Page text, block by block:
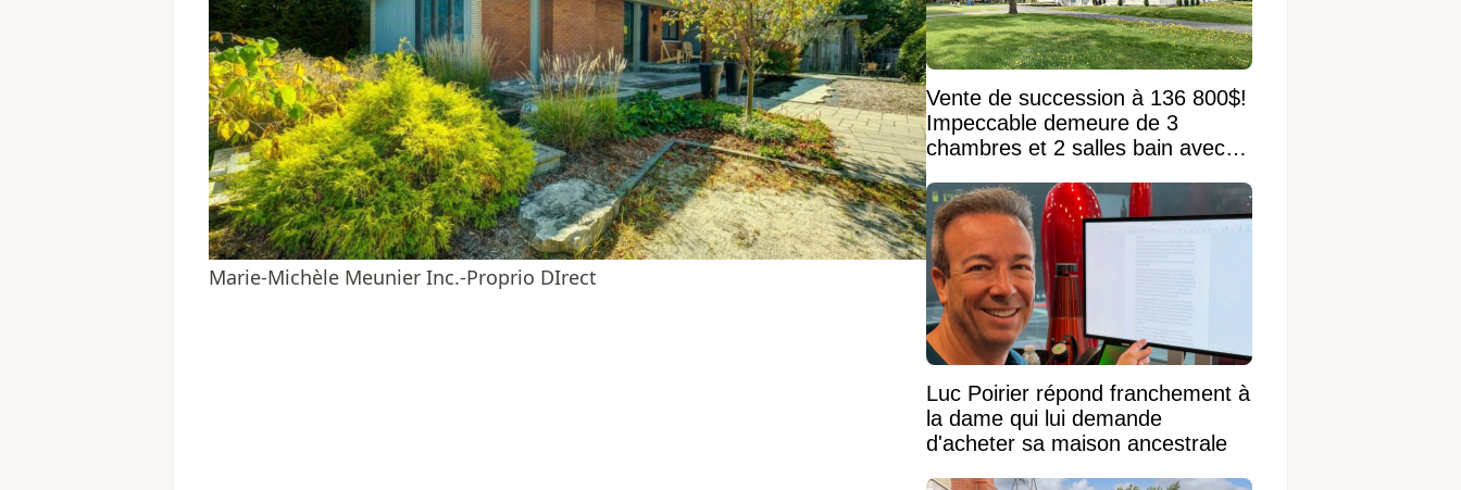
Marie-Michèle Meunier Inc.-Proprio DIrect
Vente de succession à 136 800$!
Impeccable demeure de 3
chambres et 2 salles bain avec
Luc Poirier répond franchement à
la dame qui lui demande
d'acheter sa maison ancestrale